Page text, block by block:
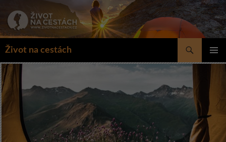
obsahu
Život na cestách
Hledat